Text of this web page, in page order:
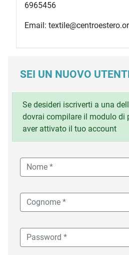
6965456
Email:
SEI UN NUOVO
Se desideri iscriverti a una
dovrai compilare il modulo di
aver attivato il tuo account